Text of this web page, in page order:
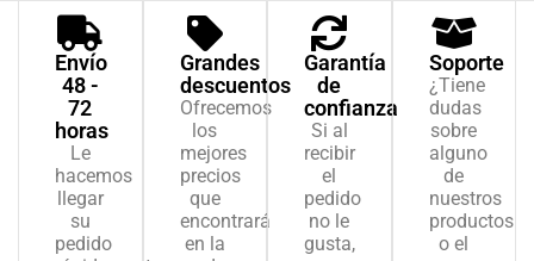
Envío
48 -
72
horas
Le
hacemos
llegar
su
pedido
Grandes
descuentos
Ofrecemos
los
mejores
precios
que
encontrará
en la
Garantía
de
confianza
Si al
recibir
el
pedido
no le
gusta,
Soporte
¿Tiene
dudas
sobre
alguno
de
nuestros
productos
o el